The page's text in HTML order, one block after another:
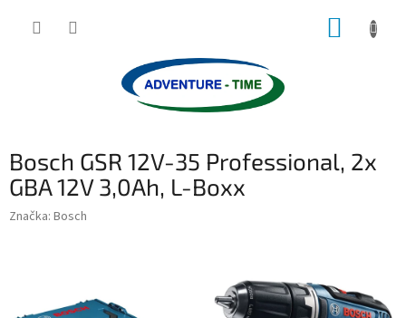
Bosch GSR 12V-35 Professional, 2x
GBA 12V 3,0Ah, L-Boxx
Značka: Bosch